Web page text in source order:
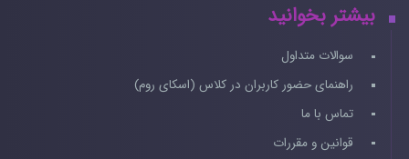
بیشتر بخوانید
سوالات متداول
راهنمای حضور کاربران در کلاس (اسکای روم)
تماس با ما
قوانین و مقررات